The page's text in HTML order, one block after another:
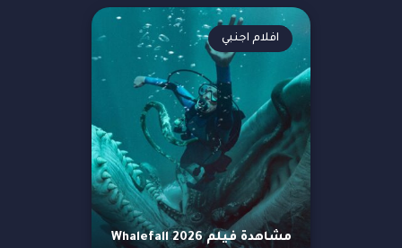
مشاهدة فيلم Whalefall 2026
افلام اجنبي